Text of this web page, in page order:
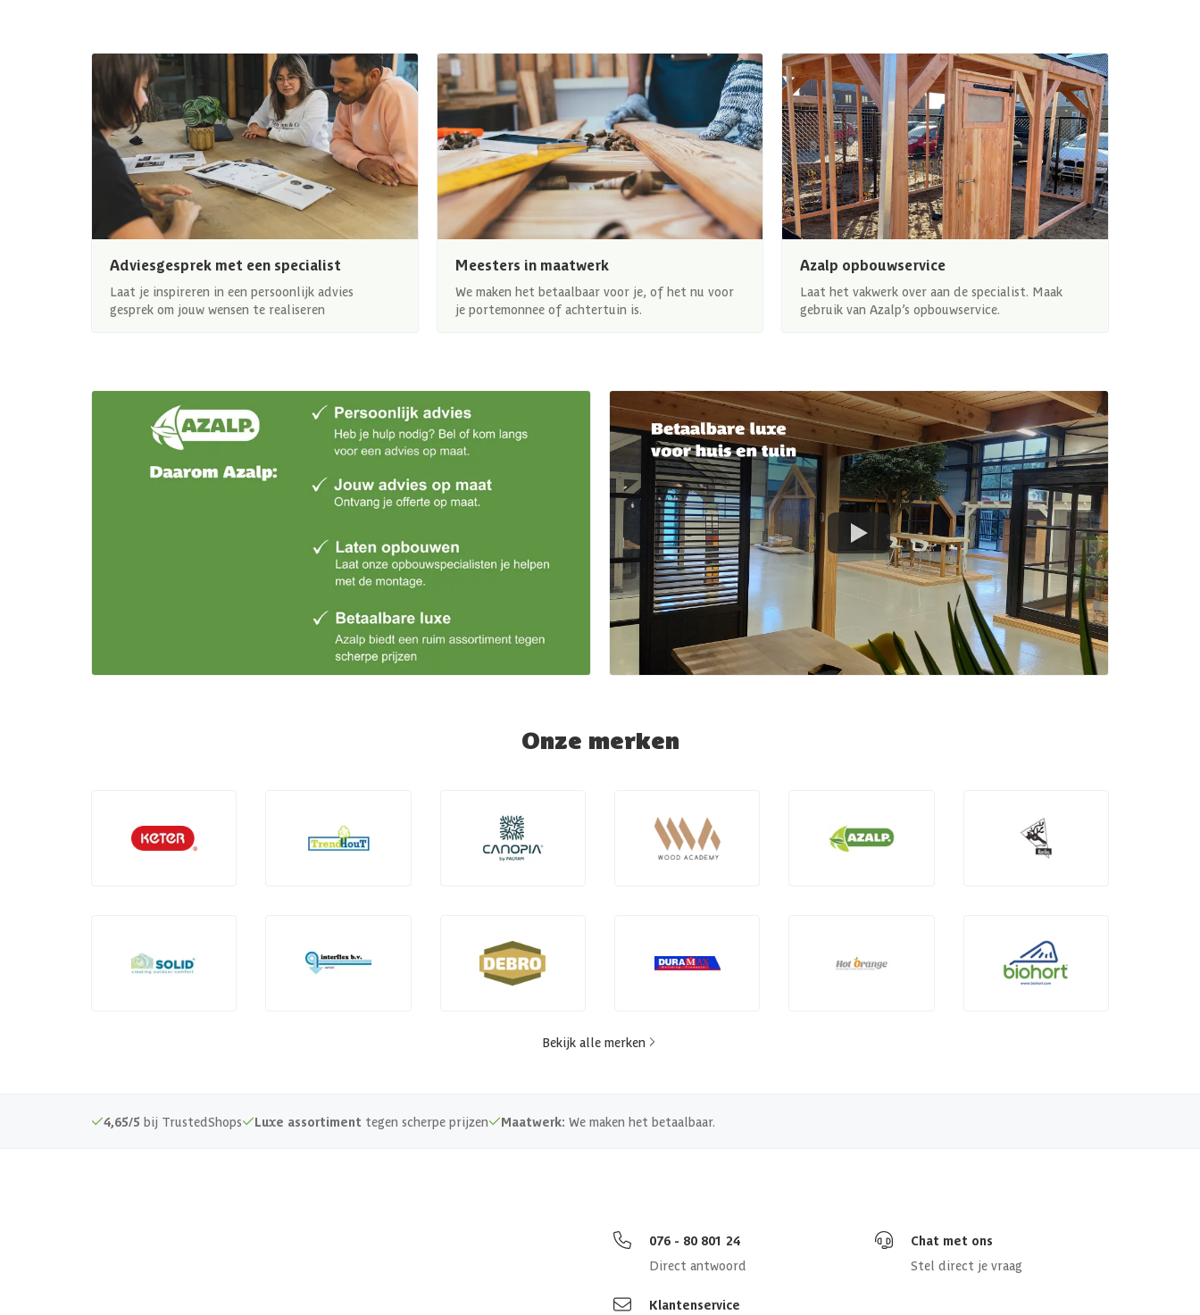
Adviesgesprek met een specialist
Laat je inspireren in een persoonlijk advies
gesprek om jouw wensen te realiseren
Meesters in maatwerk
We maken het betaalbaar voor je, of het nu voor
je portemonnee of achtertuin is.
Azalp opbouwservice
Laat het vakwerk over aan de specialist. Maak
gebruik van Azalp’s opbouwservice.
Onze merken
Bekijk alle merken
4,65/5 bij TrustedShops Luxe assortiment tegen scherpe prijzen Maatwerk: We maken het betaalbaar.
076 - 80 801 24
Direct antwoord
Chat met ons
Stel direct je vraag
Klantenservice